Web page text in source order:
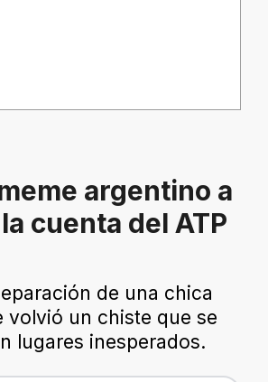
argentino a
cuenta del ATP
de una chica
volvió un chiste que se
lugares inesperados.